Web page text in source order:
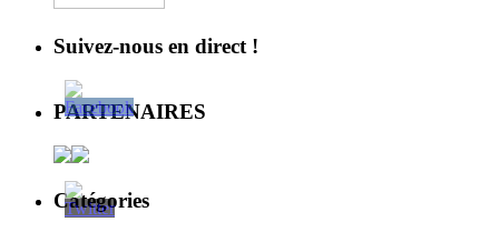
Suivez-nous en direct !
PARTENAIRES
Catégories